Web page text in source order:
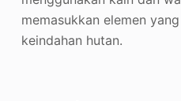
memasukkan elemen
keindahan hutan.